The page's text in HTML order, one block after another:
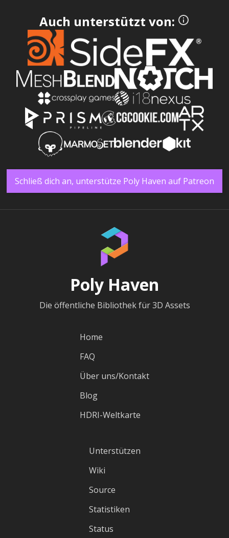
Auch unterstützt von:
Schließ dich an, unterstütze Poly Haven auf Patreon
Poly Haven
Die öffentliche Bibliothek für 3D Assets
Home
FAQ
Über uns/Kontakt
Blog
HDRI-Weltkarte
Unterstützen
Wiki
Source
Statistiken
Status